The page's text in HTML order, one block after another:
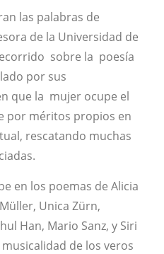
las palabras de
de la Universidad de
sobre la poesía
por sus
que la mujer ocupe el
por méritos propios en
rescatando muchas
en los poemas de Alicia
Unica Zürn,
Han, Mario Sanz, y Siri
de los veros